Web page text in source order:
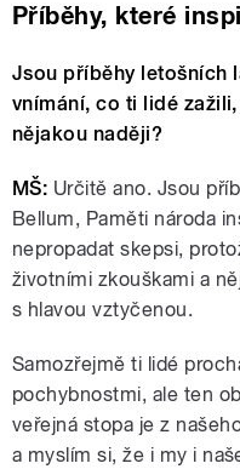
Příběhy, které
Jsou příběhy letošních
vnímání, co ti lidé
nějakou naději?
MŠ: Určitě ano. Jsou
Bellum, Paměti národa
nepropadat skepsi,
životními zkouškami a
s hlavou vztyčenou.
Samozřejmě ti lidé
pochybnostmi, ale ten
veřejná stopa je z
a myslím si, že i my i